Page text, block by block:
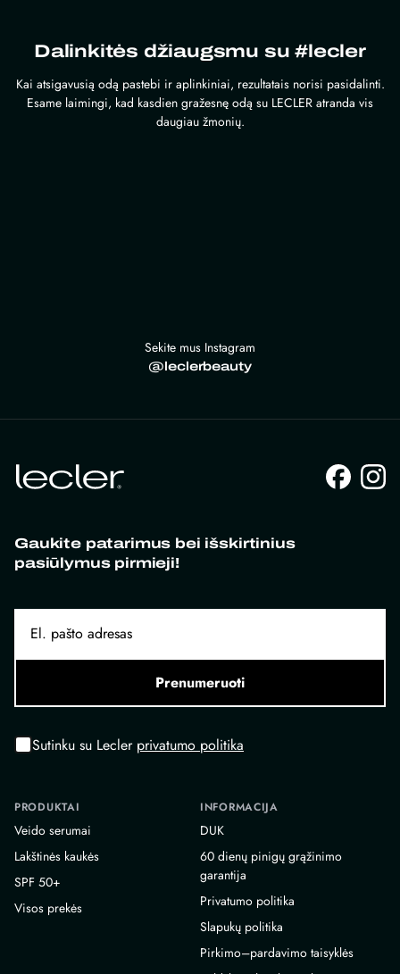
Dalinkitės džiaugsmu su #lecler
Kai atsigavusią odą pastebi ir aplinkiniai, rezultatais norisi pasidalinti.
Esame laimingi, kad kasdien gražesnę odą su LECLER atranda vis
daugiau žmonių.
Sekite mus Instagram
@leclerbeauty
Gaukite patarimus bei išskirtinius
pasiūlymus pirmieji!
Prenumeruoti
Sutinku su Lecler privatumo politika
PRODUKTAI
Veido serumai
Lakštinės kaukės
SPF 50+
Visos prekės
INFORMACIJA
DUK
60 dienų pinigų grąžinimo
garantija
Privatumo politika
Slapukų politika
Pirkimo–pardavimo taisyklės